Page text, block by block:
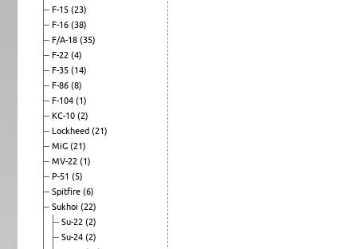
F-15 (23)
F-16 (38)
F/A-18 (35)
F-22 (4)
F-35 (14)
F-86 (8)
F-104 (1)
KC-10 (2)
Lockheed (21)
MiG (21)
MV-22 (1)
P-51 (5)
Spitfire (6)
Sukhoi (22)
Su-22 (2)
Su-24 (2)